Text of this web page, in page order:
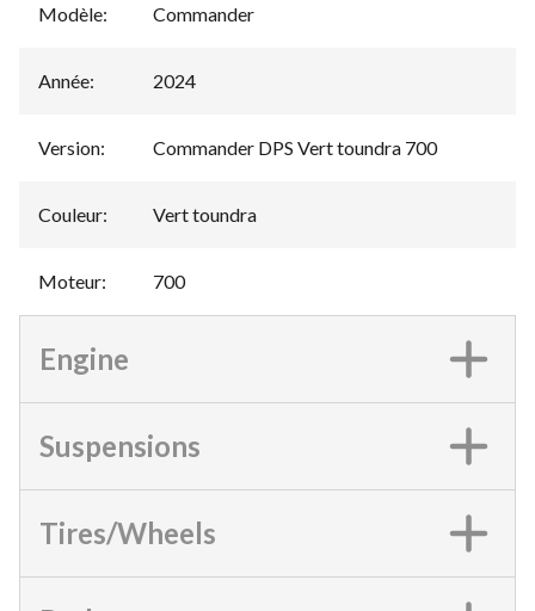
Modèle: Commander
Année: 2024
Version: Commander DPS Vert toundra 700
Couleur: Vert toundra
Moteur: 700
Engine
Suspensions
Tires/Wheels